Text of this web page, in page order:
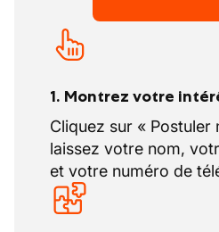
1. Montrez votre
Cliquez sur « Postuler
laissez votre nom,
et votre numéro de